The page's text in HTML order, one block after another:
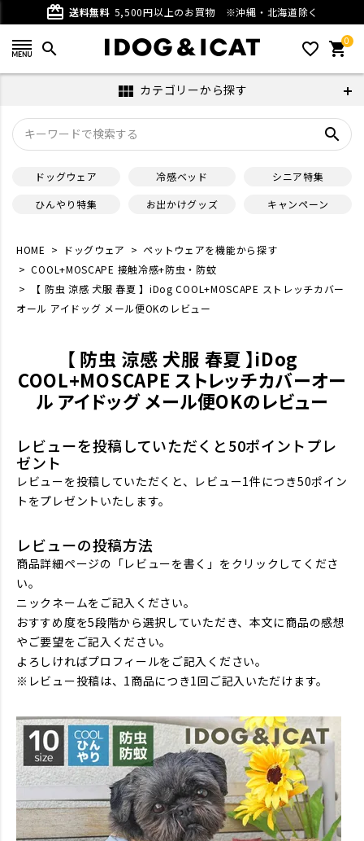
card_giftcard 送料無料 5,500円以上のお買物 ※沖縄・北海道除く
search favorite_outline 0
shopping_cart
view_module カテゴリーから探す
search
ドッグウェア 冷感ベッド
シニア特集
ひんやり特集
お出かけグッズ キャンペーン
HOME ドッグウェア
ペットウェアを機能から探す
COOL+MOSCAPE 接触冷感+防虫・防蚊
【 防虫 涼感 犬服 春夏 】iDog COOL+MOSCAPE ストレッチカバー
オール アイドッグ メール便OKのレビュー
【 防虫 涼感 犬服 春夏 】iDog
COOL+MOSCAPE ストレッチカバーオー
ル アイドッグ メール便OKのレビュー
レビューを投稿していただくと50ポイントプレ
ゼント
レビューを投稿していただくと、レビュー1件につき50ポイン
トをプレゼントいたします。
レビューの投稿方法
商品詳細ページの「レビューを書く」をクリックしてくださ
い。
ニックネームをご記入ください。
おすすめ度を5段階から選択していただき、本文に商品の感想
やご要望をご記入ください。
よろしければプロフィールをご記入ください。
※レビュー投稿は、1商品につき1回ご記入いただけます。